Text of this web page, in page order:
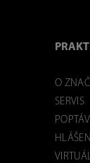
O
SERVIS